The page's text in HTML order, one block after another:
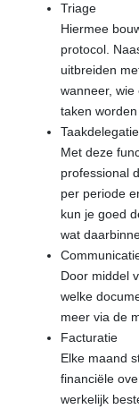
Triage
Hiermee
protocol.
uitbreiden
wanneer,
taken worden
Met deze
professional
per periode
kun je goed
wat
Door middel
welke
meer via de
Facturatie
Elke maand
financiële
werkelijk